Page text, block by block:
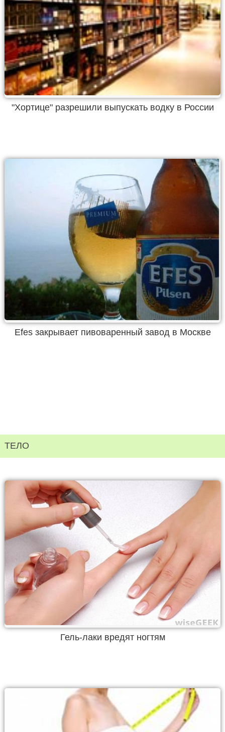
"Хортице" разрешили выпускать водку в России
Efes закрывает пивоваренный завод в Москве
ТЕЛО
Гель-лаки вредят ногтям